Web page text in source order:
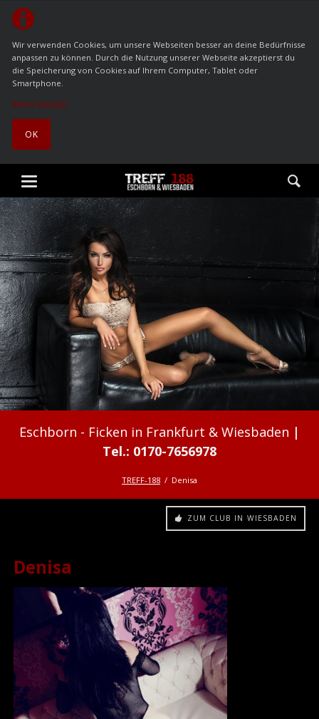
Wir verwenden Cookies, um unsere Webseiten besser an deine Bedürfnisse
anpassen zu können. Durch die Nutzung unserer Webseite akzeptierst du
die Speicherung von Cookies auf Ihrem Computer, Tablet oder
Smartphone.
Mehr Details
OK
Ficken in Frankfurt & Wiesbaden
TREFF-188 Denisa
ZUM CLUB IN WIESBADEN
Denisa